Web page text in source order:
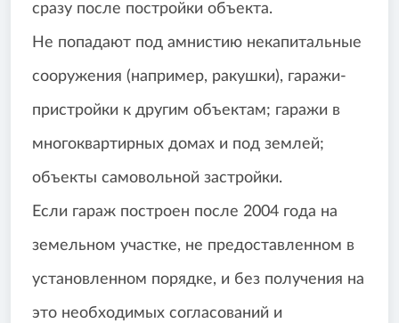
сразу после постройки объекта.
Не попадают под амнистию некапитальные
сооружения (например, ракушки), гаражи-
пристройки к другим объектам; гаражи в
многоквартирных домах и под землей;
объекты самовольной застройки.
Если гараж построен после 2004 года на
земельном участке, не предоставленном в
установленном порядке, и без получения на
это необходимых согласований и